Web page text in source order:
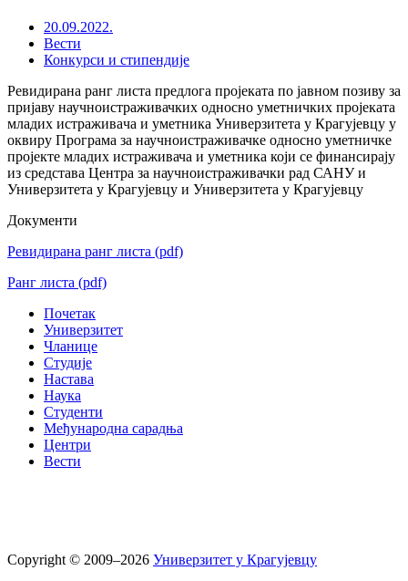
20.09.2022.
Вести
Конкурси и стипендије
Ревидирана ранг листа предлога пројеката по јавном позиву за
пријаву научноистраживачких односно уметничких пројеката
младих истраживача и уметника Универзитета у Крагујевцу у
оквиру Програма за научноистраживачке односно уметничке
пројекте младих истраживача и уметника који се финансирају
из средстава Центра за научноистраживачки рад САНУ и
Универзитета у Крагујевцу и Универзитета у Крагујевцу
Документи
Ревидирана ранг листа (pdf)
Ранг листа (pdf)
Почетак
Универзитет
Чланице
Студије
Настава
Наука
Студенти
Међународна сарадња
Центри
Вести
Copyright © 2009–2026 Универзитет у Крагујевцу